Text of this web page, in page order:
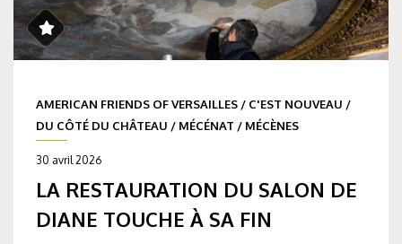
AMERICAN FRIENDS OF VERSAILLES / C'EST NOUVEAU /
DU CÔTÉ DU CHÂTEAU / MÉCÉNAT / MÉCÈNES
30 avril 2026
LA RESTAURATION DU SALON DE
DIANE TOUCHE À SA FIN